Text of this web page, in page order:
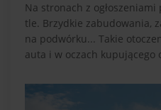
Na stronach z ogłoszeniami
tle. Brzydkie zabudowania,
na podwórku... Takie
auta i w oczach kupującego